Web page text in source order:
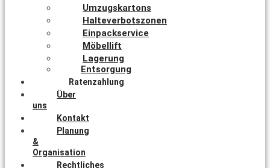
Umzugskartons
Halteverbotszonen
Einpackservice
Möbellift
Lagerung
Entsorgung
Ratenzahlung
Über
uns
Kontakt
Planung
&
Organisation
Rechtliches